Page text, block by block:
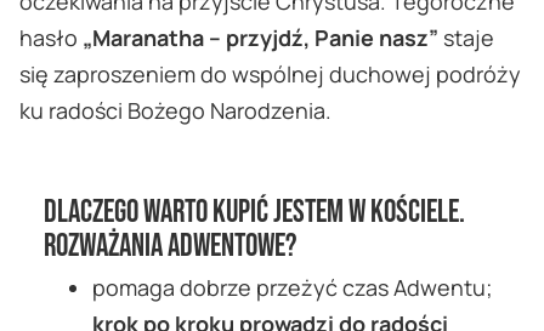
hasło „Maranatha – przyjdź, Panie nasz” staje
się zaproszeniem do wspólnej duchowej podróży
ku radości Bożego Narodzenia.
Dlaczego warto kupić Jestem w Kościele.
Rozważania adwentowe?
pomaga dobrze przeżyć czas Adwentu;
krok po kroku prowadzi do radości